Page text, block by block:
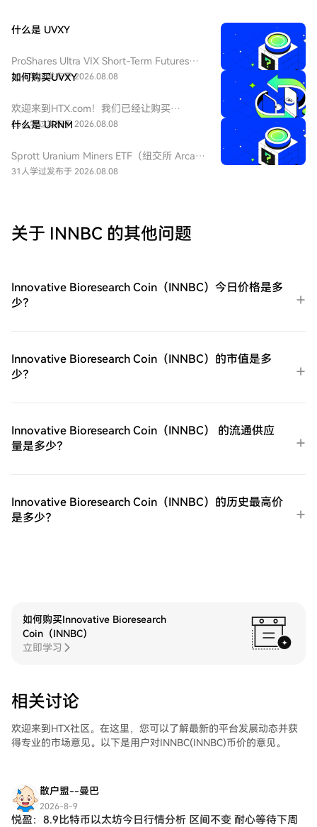
什么是 UVXY
ProShares Ultra VIX Short-Term Futures
ETF（纽交所 Arca 代码：UVXY），中文：
ETF 为每日 2 倍杠杆做多 VIX 短期期货产
品，挂钩标普 500 短期波动率期货指数，该
基金通常用于在美股市场波动加剧或恐慌情
特性和期货展期成本，它不适合长期持有。
25人学过发布于 2026.08.08
如何购买UVXY
欢迎来到HTX.com！我们已经让购买
ProShares 两倍做多短期 VIX 期货
逐步指南，放心开始您的加密货币之旅。第
一步：创建您的HTX账户使用您的电子邮
或Mastercard即时购买ProShares 两倍做多
Pay等流行支付方法以增加便利性。C2C购
买：在HTX平台上直接与其他用户交易。
ETF（UVXY）购买完您的ProShares 两倍做
多短期 VIX 期货ETF（UVXY）后，将其存储
做多短期 VIX 期货ETF（UVXY）在HTX的现
货市场轻松交易ProShares 两倍做多短期 VIX
用户体验。
25人学过发布于 2026.08.08
什么是 URNM
Sprott Uranium Miners ETF（纽交所 Arca
代码：URNM），中文：无（bn无），传统
铀持有企业，受益全球清洁能源转型与核电
需求增长，是美股稀缺铀矿赛道投资工具。
31人学过发布于 2026.08.08
关于 INNBC 的其他问题
Innovative Bioresearch Coin（INNBC）今日价格是多
少？
Innovative Bioresearch Coin（INNBC）的市值是多
少？
Innovative Bioresearch Coin（INNBC） 的流通供应
量是多少？
Innovative Bioresearch Coin（INNBC）的历史最高价
是多少？
如何购买Innovative Bioresearch
Coin（INNBC）
立即学习
相关讨论
欢迎来到HTX社区。在这里，您可以了解最新的平台发展动态并获
得专业的市场意见。以下是用户对INNBC(INNBC)币价的意见。
散户盟--曼巴
2026-8-9
悦盈：8.9比特币以太坊今日行情分析 区间不变 耐心等待下周